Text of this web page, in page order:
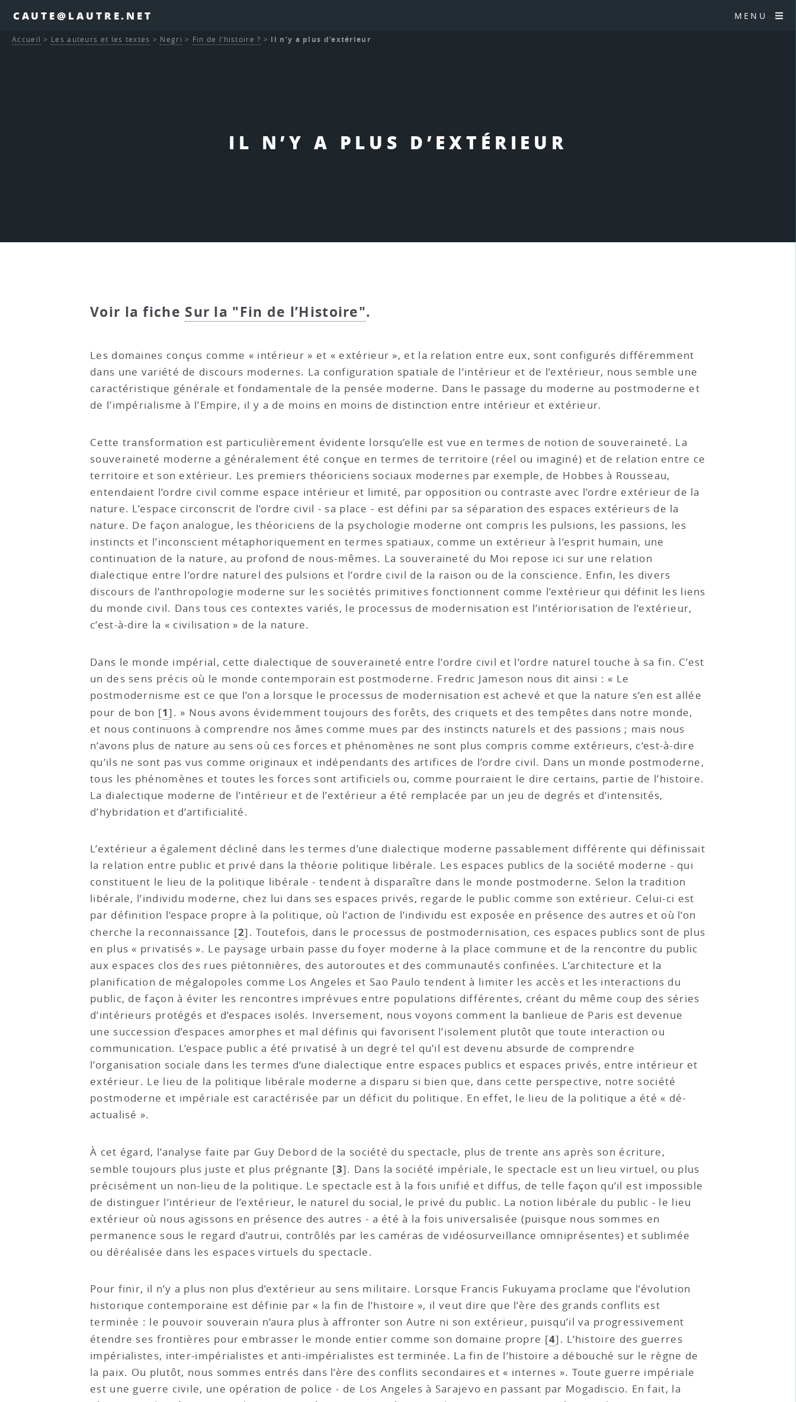
CAUTE@LAUTRE.NET MENU
IL N’Y A PLUS D’EXTÉRIEUR
Accueil > Les auteurs et les textes > Negri > Fin de l’histoire ? > Il n’y a plus d’extérieur
Voir la fiche Sur la "Fin de l’Histoire".
Les domaines conçus comme « intérieur » et « extérieur », et la relation entre eux, sont configurés différemment
dans une variété de discours modernes. La configuration spatiale de l’intérieur et de l’extérieur, nous semble une
caractéristique générale et fondamentale de la pensée moderne. Dans le passage du moderne au postmoderne et
de l’impérialisme à l’Empire, il y a de moins en moins de distinction entre intérieur et extérieur.
Cette transformation est particulièrement évidente lorsqu’elle est vue en termes de notion de souveraineté. La
souveraineté moderne a généralement été conçue en termes de territoire (réel ou imaginé) et de relation entre ce
territoire et son extérieur. Les premiers théoriciens sociaux modernes par exemple, de Hobbes à Rousseau,
entendaient l’ordre civil comme espace intérieur et limité, par opposition ou contraste avec l’ordre extérieur de la
nature. L’espace circonscrit de l’ordre civil - sa place - est défini par sa séparation des espaces extérieurs de la
nature. De façon analogue, les théoriciens de la psychologie moderne ont compris les pulsions, les passions, les
instincts et l’inconscient métaphoriquement en termes spatiaux, comme un extérieur à l’esprit humain, une
continuation de la nature, au profond de nous-mêmes. La souveraineté du Moi repose ici sur une relation
dialectique entre l’ordre naturel des pulsions et l’ordre civil de la raison ou de la conscience. Enfin, les divers
discours de l’anthropologie moderne sur les sociétés primitives fonctionnent comme l’extérieur qui définit les liens
du monde civil. Dans tous ces contextes variés, le processus de modernisation est l’intériorisation de l’extérieur,
c’est-à-dire la « civilisation » de la nature.
Dans le monde impérial, cette dialectique de souveraineté entre l’ordre civil et l’ordre naturel touche à sa fin. C’est
un des sens précis où le monde contemporain est postmoderne. Fredric Jameson nous dit ainsi : « Le
postmodernisme est ce que l’on a lorsque le processus de modernisation est achevé et que la nature s’en est allée
pour de bon [1]. » Nous avons évidemment toujours des forêts, des criquets et des tempêtes dans notre monde,
et nous continuons à comprendre nos âmes comme mues par des instincts naturels et des passions ; mais nous
n’avons plus de nature au sens où ces forces et phénomènes ne sont plus compris comme extérieurs, c’est-à-dire
qu’ils ne sont pas vus comme originaux et indépendants des artifices de l’ordre civil. Dans un monde postmoderne,
tous les phénomènes et toutes les forces sont artificiels ou, comme pourraient le dire certains, partie de l’histoire.
La dialectique moderne de l’intérieur et de l’extérieur a été remplacée par un jeu de degrés et d’intensités,
d’hybridation et d’artificialité.
L’extérieur a également décliné dans les termes d’une dialectique moderne passablement différente qui définissait
la relation entre public et privé dans la théorie politique libérale. Les espaces publics de la société moderne - qui
constituent le lieu de la politique libérale - tendent à disparaître dans le monde postmoderne. Selon la tradition
libérale, l’individu moderne, chez lui dans ses espaces privés, regarde le public comme son extérieur. Celui-ci est
par définition l’espace propre à la politique, où l’action de l’individu est exposée en présence des autres et où l’on
cherche la reconnaissance [2]. Toutefois, dans le processus de postmodernisation, ces espaces publics sont de plus
en plus « privatisés ». Le paysage urbain passe du foyer moderne à la place commune et de la rencontre du public
aux espaces clos des rues piétonnières, des autoroutes et des communautés confinées. L’architecture et la
planification de mégalopoles comme Los Angeles et Sao Paulo tendent à limiter les accès et les interactions du
public, de façon à éviter les rencontres imprévues entre populations différentes, créant du même coup des séries
d’intérieurs protégés et d’espaces isolés. Inversement, nous voyons comment la banlieue de Paris est devenue
une succession d’espaces amorphes et mal définis qui favorisent l’isolement plutôt que toute interaction ou
communication. L’espace public a été privatisé à un degré tel qu’il est devenu absurde de comprendre
l’organisation sociale dans les termes d’une dialectique entre espaces publics et espaces privés, entre intérieur et
extérieur. Le lieu de la politique libérale moderne a disparu si bien que, dans cette perspective, notre société
postmoderne et impériale est caractérisée par un déficit du politique. En effet, le lieu de la politique a été « dé-
actualisé ».
À cet égard, l’analyse faite par Guy Debord de la société du spectacle, plus de trente ans après son écriture,
semble toujours plus juste et plus prégnante [3]. Dans la société impériale, le spectacle est un lieu virtuel, ou plus
précisément un non-lieu de la politique. Le spectacle est à la fois unifié et diffus, de telle façon qu’il est impossible
de distinguer l’intérieur de l’extérieur, le naturel du social, le privé du public. La notion libérale du public - le lieu
extérieur où nous agissons en présence des autres - a été à la fois universalisée (puisque nous sommes en
permanence sous le regard d’autrui, contrôlés par les caméras de vidéosurveillance omniprésentes) et sublimée
ou déréalisée dans les espaces virtuels du spectacle.
Pour finir, il n’y a plus non plus d’extérieur au sens militaire. Lorsque Francis Fukuyama proclame que l’évolution
historique contemporaine est définie par « la fin de l’histoire », il veut dire que l’ère des grands conflits est
terminée : le pouvoir souverain n’aura plus à affronter son Autre ni son extérieur, puisqu’il va progressivement
étendre ses frontières pour embrasser le monde entier comme son domaine propre [4]. L’histoire des guerres
impérialistes, inter-impérialistes et anti-impérialistes est terminée. La fin de l’histoire a débouché sur le règne de
la paix. Ou plutôt, nous sommes entrés dans l’ère des conflits secondaires et « internes ». Toute guerre impériale
est une guerre civile, une opération de police - de Los Angeles à Sarajevo en passant par Mogadiscio. En fait, la